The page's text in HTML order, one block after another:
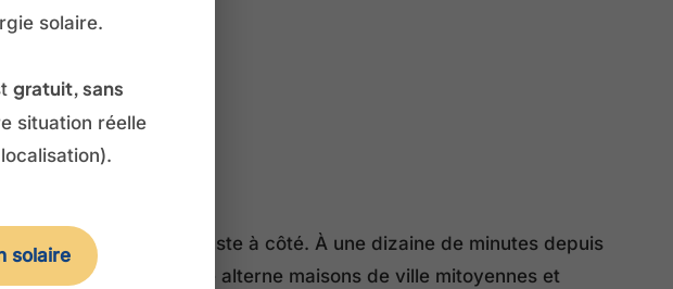
Lormont et Floirac juste à côté. À une dizaine de minutes depuis
que la rive droite alterne maisons de ville mitoyennes et
solaire.
gratuit, sans
situation réelle
solaire